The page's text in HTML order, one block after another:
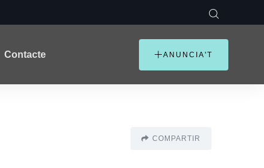
Contacte ANUNCIA'T
COMPARTIR